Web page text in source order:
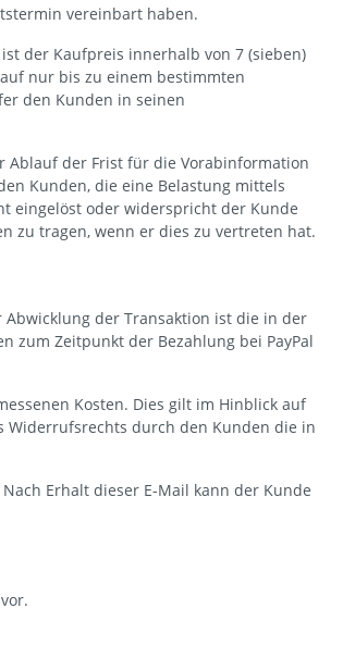
vereinbart haben.
der Kaufpreis innerhalb von 7 (sieben)
nur bis zu einem bestimmten
den Kunden in seinen
Ablauf der Frist für die Vorabinformation
Kunden, die eine Belastung mittels
eingelöst oder widerspricht der Kunde
zu tragen, wenn er dies zu vertreten hat.
der Transaktion ist die in der
zum Zeitpunkt der Bezahlung bei PayPal
Kosten. Dies gilt im Hinblick auf
Widerrufsrechts durch den Kunden die in
Erhalt dieser E-Mail kann der Kunde